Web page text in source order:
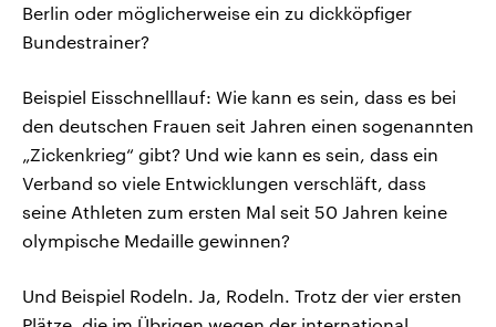
Berlin oder möglicherweise ein zu dickköpfiger
Bundestrainer?
Beispiel Eisschnelllauf: Wie kann es sein, dass es bei
den deutschen Frauen seit Jahren einen sogenannten
„Zickenkrieg“ gibt? Und wie kann es sein, dass ein
Verband so viele Entwicklungen verschläft, dass
seine Athleten zum ersten Mal seit 50 Jahren keine
olympische Medaille gewinnen?
Und Beispiel Rodeln. Ja, Rodeln. Trotz der vier ersten